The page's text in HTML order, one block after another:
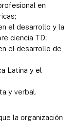
en
el desarrollo y la
ciencia TD;
el desarrollo de
Latina y el
y verbal.
la organización